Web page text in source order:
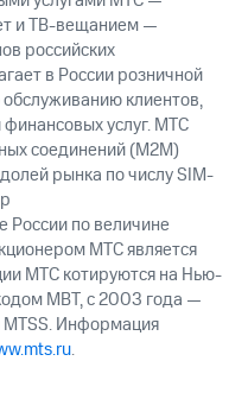
и ТВ-вещанием —
российских
в России розничной
клиентов,
услуг. МТС
соединений (М2М)
рынка по числу SIM-
России по величине
МТС является
МТС котируются на Нью-
MBT, с 2003 года —
Информация
.